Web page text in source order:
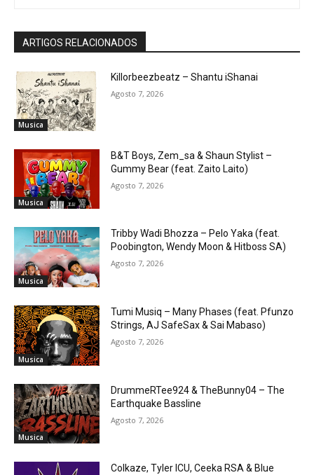
ARTIGOS RELACIONADOS
Musica
Killorbeezbeatz – Shantu iShanai
Agosto 7, 2026
Musica
B&T Boys, Zem_sa & Shaun Stylist –
Gummy Bear (feat. Zaito Laito)
Agosto 7, 2026
Musica
Tribby Wadi Bhozza – Pelo Yaka (feat.
Poobington, Wendy Moon & Hitboss SA)
Agosto 7, 2026
Musica
Tumi Musiq – Many Phases (feat. Pfunzo
Strings, AJ SafeSax & Sai Mabaso)
Agosto 7, 2026
Musica
DrummeRTee924 & TheBunny04 – The
Earthquake Bassline
Agosto 7, 2026
Colkaze, Tyler ICU, Ceeka RSA & Blue